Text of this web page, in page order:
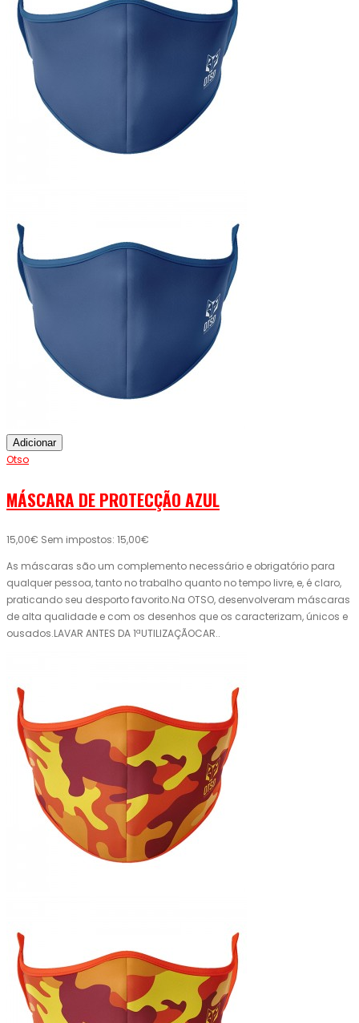
Adicionar
Otso
MÁSCARA DE PROTECÇÃO AZUL
15,00€ Sem impostos: 15,00€
As máscaras são um complemento necessário e obrigatório para
qualquer pessoa, tanto no trabalho quanto no tempo livre, e, é claro,
praticando seu desporto favorito.Na OTSO, desenvolveram máscaras
de alta qualidade e com os desenhos que os caracterizam, únicos e
ousados.LAVAR ANTES DA 1ªUTILIZAÇÃOCAR..